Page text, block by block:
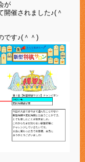
が
開催されました♪(＾
です♪(＾＾)